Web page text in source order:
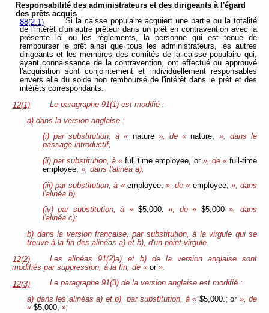
Responsabilité des administrateurs et des dirigeants à l'égard
des prêts acquis
88(2.1)
Si la caisse populaire acquiert une partie ou la totalité
de l'intérêt d'un autre prêteur dans un prêt en contravention avec la
présente loi ou les règlements, la personne qui est tenue de
rembourser le prêt ainsi que tous les administrateurs, les autres
dirigeants et les membres des comités de la caisse populaire qui,
ayant connaissance de la contravention, ont effectué ou approuvé
l'acquisition sont conjointement et individuellement responsables
envers elle du solde non remboursé de l'intérêt dans le prêt et des
intérêts correspondants.
12(1)
Le paragraphe 91(1) est modifié :
a) dans la version anglaise :
(i) par substitution, à « nature», de «nature,
», dans le
passage introductif,
(ii) par substitution, à «full time employee, or», de «full-time
employee; », dans l'alinéa a),
(iii) par substitution, à « employee, », de « employee; », dans
l'alinéa b),
(iv) par substitution, à « $5,000. », de « $5,000», dans
l'alinéa c);
b) dans la version française, par substitution, à la virgule qui se
trouve à la fin des alinéas a) et b), d'un point-virgule.
12(2)
Les alinéas 91(2)a) et b) de la version anglaise sont
modifiés par suppression, à la fin, de « or ».
12(3)
Le paragraphe 91(3) de la version anglaise est modifié :
a) dans les alinéas a) et b), par substitution, à « $5,000.; or», de
«$5,000; »;